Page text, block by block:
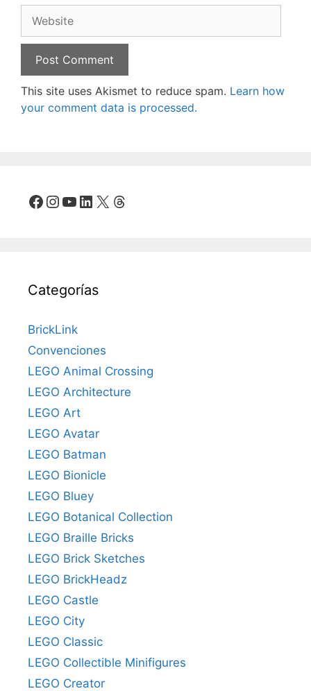
This site uses Akismet to reduce spam. Learn how
your comment data is processed.
Facebook
Instagram
YouTube
LinkedIn
X Threads
Categorías
BrickLink
Convenciones
LEGO Animal Crossing
LEGO Architecture
LEGO Art
LEGO Avatar
LEGO Batman
LEGO Bionicle
LEGO Bluey
LEGO Botanical Collection
LEGO Braille Bricks
LEGO Brick Sketches
LEGO BrickHeadz
LEGO Castle
LEGO City
LEGO Classic
LEGO Collectible Minifigures
LEGO Creator